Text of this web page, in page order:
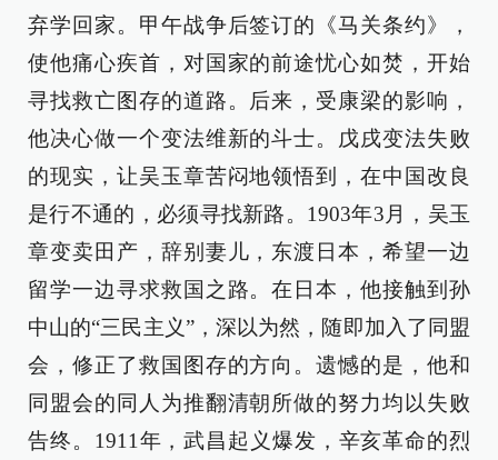
弃学回家。甲午战争后签订的《马关条约》，
使他痛心疾首，对国家的前途忧心如焚，开始
寻找救亡图存的道路。后来，受康梁的影响，
他决心做一个变法维新的斗士。戊戌变法失败
的现实，让吴玉章苦闷地领悟到，在中国改良
是行不通的，必须寻找新路。1903年3月，吴玉
章变卖田产，辞别妻儿，东渡日本，希望一边
留学一边寻求救国之路。在日本，他接触到孙
中山的“三民主义”，深以为然，随即加入了同盟
会，修正了救国图存的方向。遗憾的是，他和
同盟会的同人为推翻清朝所做的努力均以失败
告终。1911年，武昌起义爆发，辛亥革命的烈